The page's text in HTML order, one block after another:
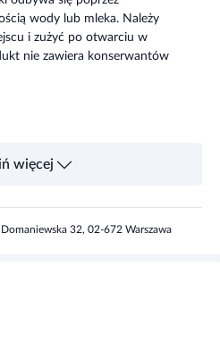
wody lub mleka. Należy
i zużyć po otwarciu w
nie zawiera konserwantów
33,4%
oleje roślinne (olej
suszona wiśnia 8% (sok
witaminy (C, niacyna, E,
więcej
Domaniewska 32, 02-672 Warszawa